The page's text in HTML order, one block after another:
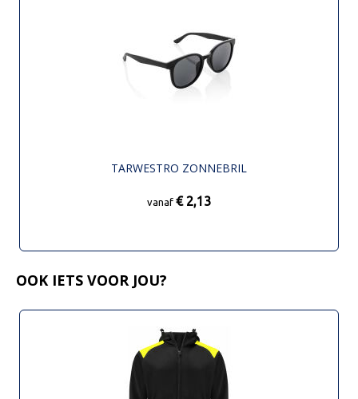
TARWESTRO ZONNEBRIL
vanaf € 2,13
OOK IETS VOOR JOU?